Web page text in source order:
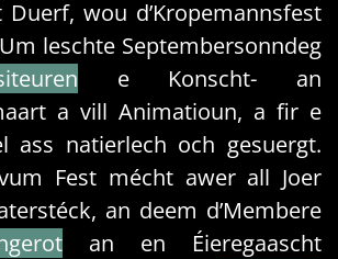
wou d’Kropemannsfest
leschte Septembersonndeg
e Konscht- an
a vill Animatioun, a fir e
ass natierlech och gesuergt.
Fest mécht awer all Joer
an deem d’Membere
an en Éieregaascht